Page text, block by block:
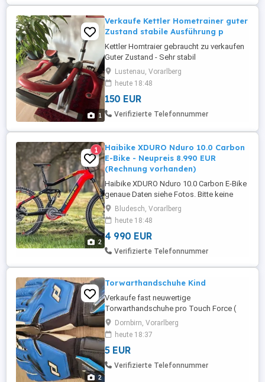
1
Verkaufe Kettler Hometrainer guter
Zustand stabile Ausführung p
Kettler Homtraier gebraucht zu verkaufen
Guter Zustand - Sehr stabil
Lustenau, Vorarlberg
heute 18:48
150 EUR
Verifizierte Telefonnummer
2
1
Haibike XDURO Nduro 10.0 Carbon
E-Bike - Neupreis 8.990 EUR
(Rechnung vorhanden)
Haibike XDURO Nduro 10.0 Carbon E-Bike
genaue Daten siehe Fotos. Bitte keine
Tauschangebote anbieten!
Bludesch, Vorarlberg
heute 18:48
4 990 EUR
Verifizierte Telefonnummer
2
Torwarthandschuhe Kind
Verkaufe fast neuwertige
Torwarthandschuhe pro Touch Force (
Neupreis 35,- ). Größe 5.
Dornbirn, Vorarlberg
heute 18:37
5 EUR
Verifizierte Telefonnummer